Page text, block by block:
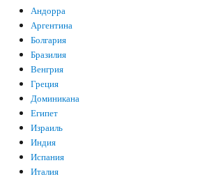
Андорра
Аргентина
Болгария
Бразилия
Венгрия
Греция
Доминикана
Египет
Израиль
Индия
Испания
Италия